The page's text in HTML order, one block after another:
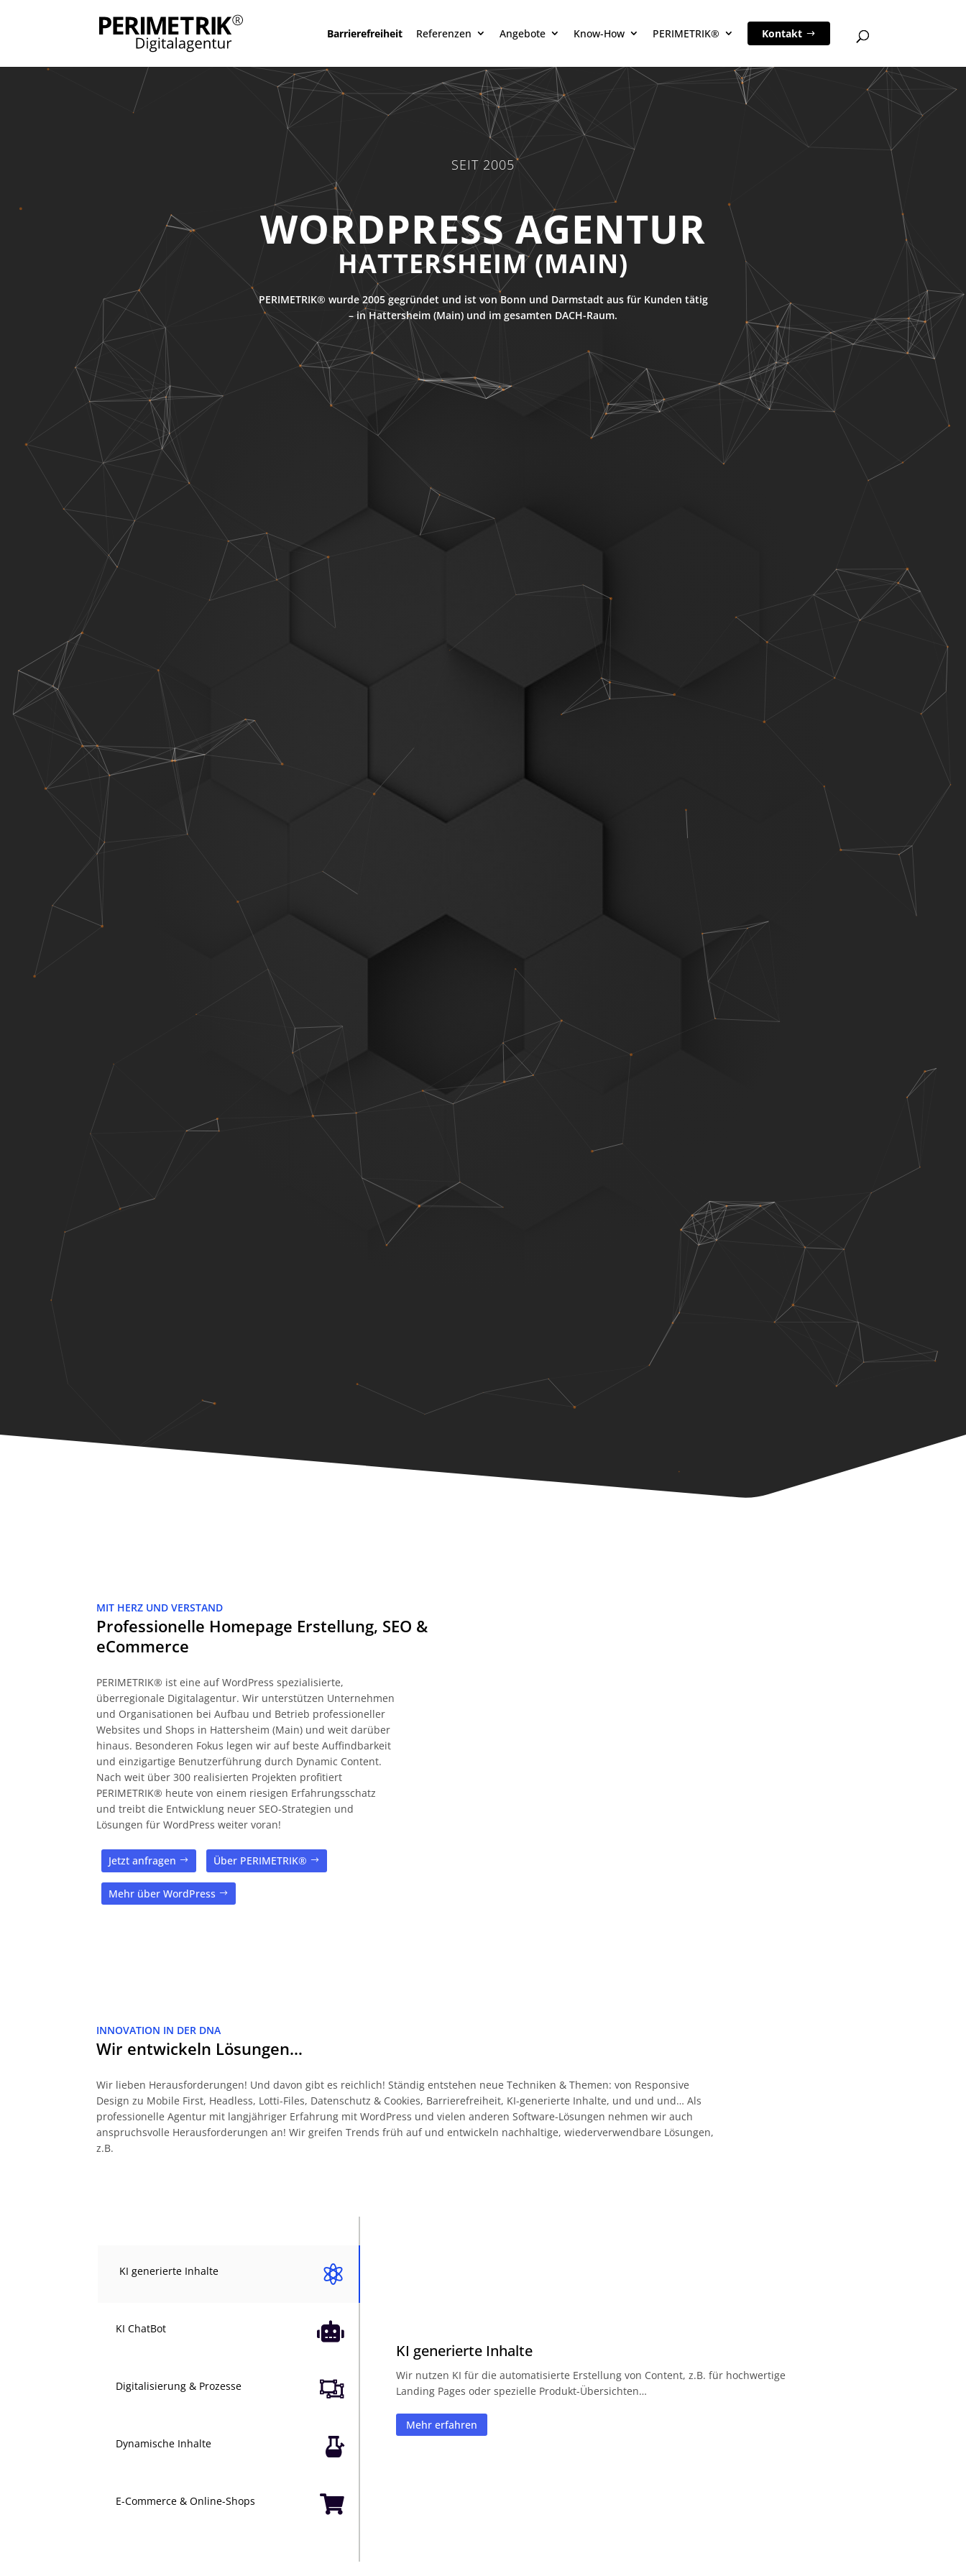
Barrierefreiheit Referenzen Angebote Know-How PERIMETRIK® Kontakt
SEIT 2005
WORDPRESS AGENTUR
HATTERSHEIM (MAIN)
PERIMETRIK® wurde 2005 gegründet und ist von Bonn und Darmstadt aus für Kunden tätig
– in Hattersheim (Main) und im gesamten DACH-Raum.
MIT HERZ UND VERSTAND
Professionelle Homepage Erstellung, SEO &
eCommerce
PERIMETRIK® ist eine auf WordPress spezialisierte,
überregionale Digitalagentur. Wir unterstützen Unternehmen
und Organisationen bei Aufbau und Betrieb professioneller
Websites und Shops in Hattersheim (Main) und weit darüber
hinaus. Besonderen Fokus legen wir auf beste Auffindbarkeit
und einzigartige Benutzerführung durch Dynamic Content.
Nach weit über 300 realisierten Projekten profitiert
PERIMETRIK® heute von einem riesigen Erfahrungsschatz
und treibt die Entwicklung neuer SEO-Strategien und
Lösungen für WordPress weiter voran!
Jetzt anfragen Über PERIMETRIK®
Mehr über WordPress
INNOVATION IN DER DNA
Wir entwickeln Lösungen…
Wir lieben Herausforderungen! Und davon gibt es reichlich! Ständig entstehen neue Techniken & Themen: von Responsive
Design zu Mobile First, Headless, Lotti-Files, Datenschutz & Cookies, Barrierefreiheit, KI-generierte Inhalte, und und und… Als
professionelle Agentur mit langjähriger Erfahrung mit WordPress und vielen anderen Software-Lösungen nehmen wir auch
anspruchsvolle Herausforderungen an! Wir greifen Trends früh auf und entwickeln nachhaltige, wiederverwendbare Lösungen,
z.B.

KI generierte Inhalte

KI ChatBot

Digitalisierung & Prozesse

Dynamische Inhalte

E-Commerce & Online-Shops
KI generierte Inhalte
Wir nutzen KI für die automatisierte Erstellung von Content, z.B. für hochwertige
Landing Pages oder spezielle Produkt-Übersichten…
Mehr erfahren